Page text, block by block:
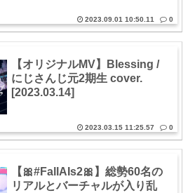
2023.09.01 10:50.11 0
【オリジナルMV】Blessing /
にじさんじ元2期生 cover.
[2023.03.14]
2023.03.15 11:25.57 0
【🎀#FallAIs2🎀】総勢60名の
リアルとバーチャルが入り乱